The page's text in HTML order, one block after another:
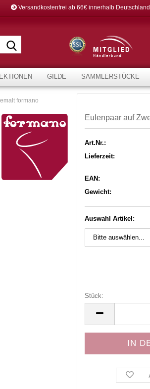
Versandkostenfrei ab 66€ innerhalb
GILDE SAMMLERSTÜCKE
formano
Eulenpaar auf
Art.Nr.:
Lieferzeit:
EAN:
Gewicht:
Auswahl Artikel:
Stück:
Stück